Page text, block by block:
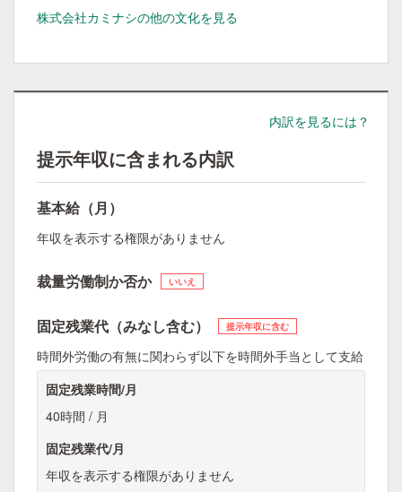
株式会社カミナシの他の文化を見る
内訳を見るには？
提示年収に含まれる内訳
基本給（月）
年収を表示する権限がありません
裁量労働制か否か いいえ
固定残業代（みなし含む） 提示年収に含む
時間外労働の有無に関わらず以下を時間外手当として支給
固定残業時間/月
40時間 / 月
固定残業代/月
年収を表示する権限がありません